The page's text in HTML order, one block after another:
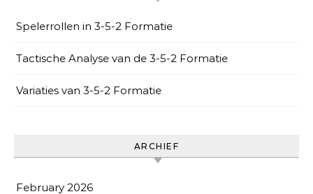
Spelerrollen in 3-5-2 Formatie
Tactische Analyse van de 3-5-2 Formatie
Variaties van 3-5-2 Formatie
ARCHIEF
February 2026